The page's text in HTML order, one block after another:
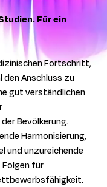
Für ein
Fortschritt,
Anschluss zu
gut verständlichen
Bevölkerung.
Harmonisierung,
und unzureichende
Folgen für